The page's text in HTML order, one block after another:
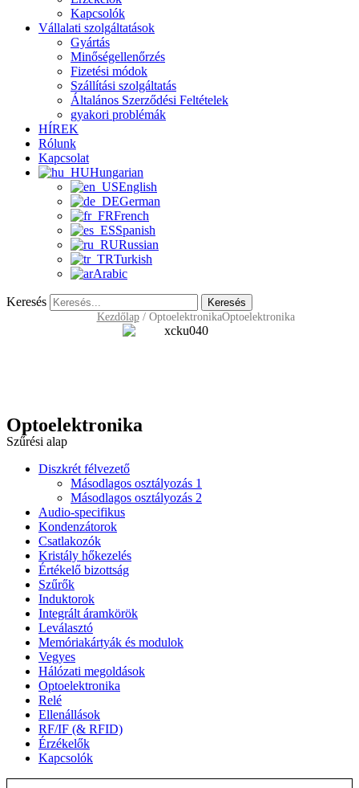
Kapcsolók
Vállalati szolgáltatások
Gyártás
Minőségellenőrzés
Fizetési módok
Szállítási szolgáltatás
Általános Szerződési Feltételek
gyakori problémák
HÍREK
Rólunk
Kapcsolat
Hungarian
English
German
French
Spanish
Russian
Turkish
Arabic
Keresés
Keresés
Kezdőlap/ OptoelektronikaOptoelektronika
Optoelektronika
Szűrési alap
Diszkrét félvezető
Másodlagos osztályozás 1
Másodlagos osztályozás 2
Audio-specifikus
Kondenzátorok
Csatlakozók
Kristály hőkezelés
Értékelő bizottság
Szűrők
Induktorok
Integrált áramkörök
Leválasztó
Memóriakártyák és modulok
Vegyes
Hálózati megoldások
Optoelektronika
Relé
Ellenállások
RF/IF (& RFID)
Érzékelők
Kapcsolók